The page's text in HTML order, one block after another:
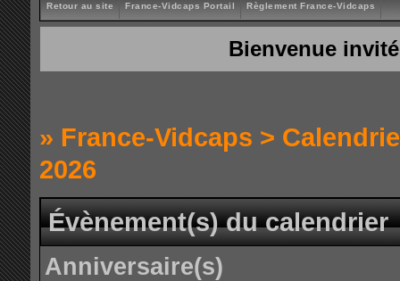
Retour au site France-Vidcaps Portail Règlement France-Vidcaps
Bienvenue invité
» France-Vidcaps >
2026
Évènement(s) du calendrier
Anniversaire(s)